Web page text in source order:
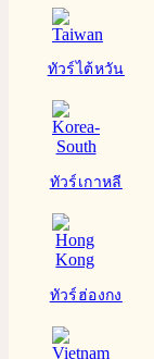
ทัวร์ไต้หวัน
ทัวร์เกาหลี
ทัวร์ฮ่องกง